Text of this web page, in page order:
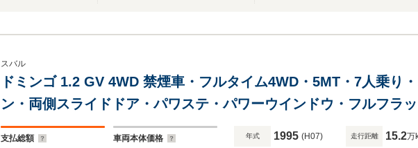
スバル
ドミンゴ 1.2 GV 4WD 禁煙車・フルタイム4WD・5MT・7人乗り
ン・両側スライドドア・パワステ・パワーウインドウ・フルフラ
ト・ドリンクホルダー
支払総額 車両本体価格 年式 1995 (H07) 走行距離 15.2万